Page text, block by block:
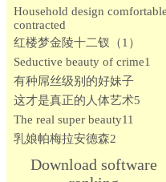
Household design comfortable
contracted
红楼梦金陵十二钗（1）
Seductive beauty of crime1
有种屌丝级别的好妹子
这才是真正的人体艺术5
The real super beauty11
乳娘帕梅拉安德森2
Download software